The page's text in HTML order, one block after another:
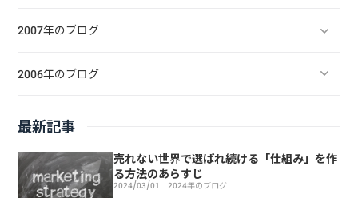
2007年のブログ
2006年のブログ
最新記事
売れない世界で選ばれ続ける「仕組み」を作
る方法のあらすじ
2024/03/01 2024年のブログ